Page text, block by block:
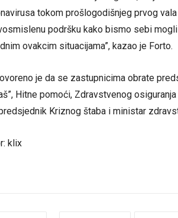
tokom prošlogodišnjeg prvog
podršku kako bismo sebi
ovakcim situacijama”, kazao je Forto.
je da se zastupnicima obrate
Hitne pomoći, Zdravstvenog
Kriznog štaba i ministar
klix